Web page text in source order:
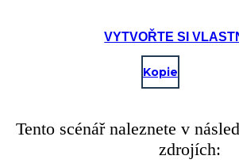
VYTVOŘTE SI
Kopie
Tento scénář naleznete v
zdrojích: